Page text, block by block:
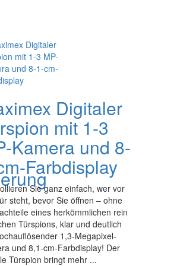
Digitaler
mit 1-3
Kamera und 8-
Farbdisplay
Sie ganz einfach, wer vor
steht, bevor Sie öffnen – ohne
eines herkömmlichen rein
Türspions, klar und deutlich
1,3-Megapixel-
und 8,1-cm-Farbdisplay! Der
Türspion bringt mehr ...